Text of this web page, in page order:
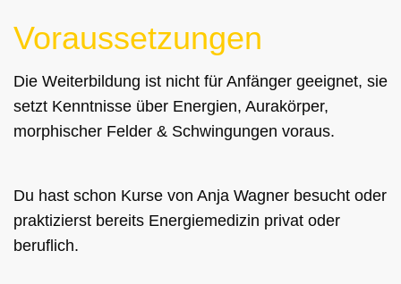
Voraussetzungen
Die Weiterbildung ist nicht für Anfänger geeignet, sie
setzt Kenntnisse über Energien, Aurakörper,
morphischer Felder & Schwingungen voraus.
Du hast schon Kurse von Anja Wagner besucht oder
praktizierst bereits Energiemedizin privat oder
beruflich.